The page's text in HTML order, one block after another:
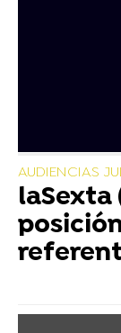
AUDIENCIAS
laSexta